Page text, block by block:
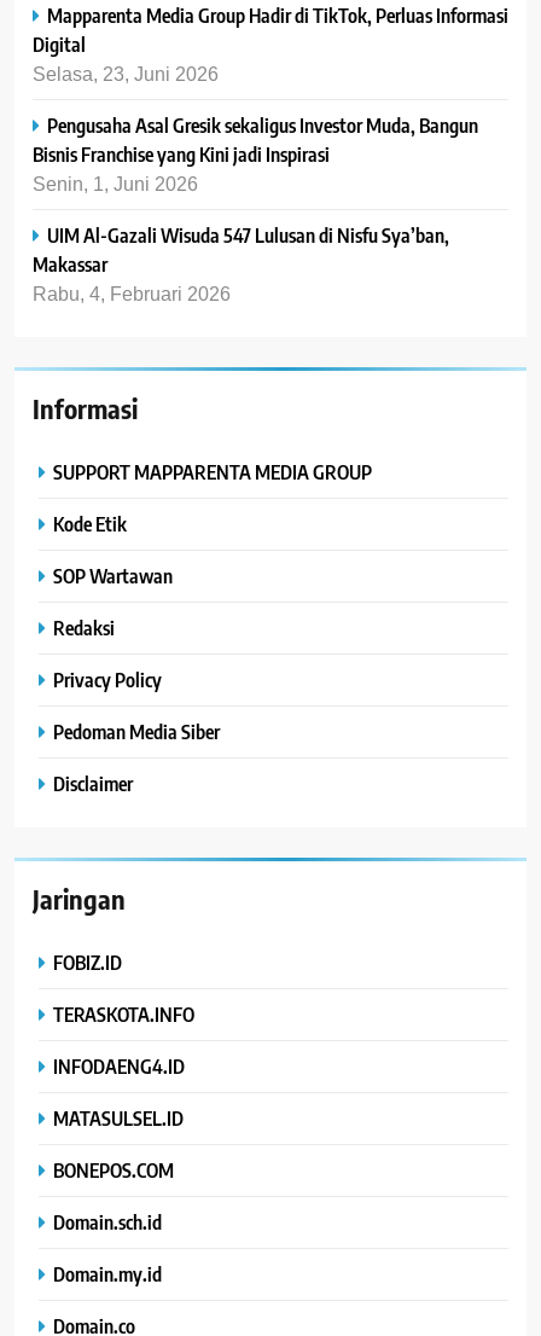
Mapparenta Media Group Hadir di TikTok, Perluas Informasi
Digital
Selasa, 23, Juni 2026
Pengusaha Asal Gresik sekaligus Investor Muda, Bangun
Bisnis Franchise yang Kini jadi Inspirasi
Senin, 1, Juni 2026
UIM Al-Gazali Wisuda 547 Lulusan di Nisfu Sya’ban,
Makassar
Rabu, 4, Februari 2026
Informasi
SUPPORT MAPPARENTA MEDIA GROUP
Kode Etik
SOP Wartawan
Redaksi
Privacy Policy
Pedoman Media Siber
Disclaimer
Jaringan
FOBIZ.ID
TERASKOTA.INFO
INFODAENG4.ID
MATASULSEL.ID
BONEPOS.COM
Domain.sch.id
Domain.my.id
Domain.co